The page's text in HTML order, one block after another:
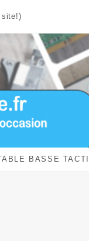
site!)
BASSE